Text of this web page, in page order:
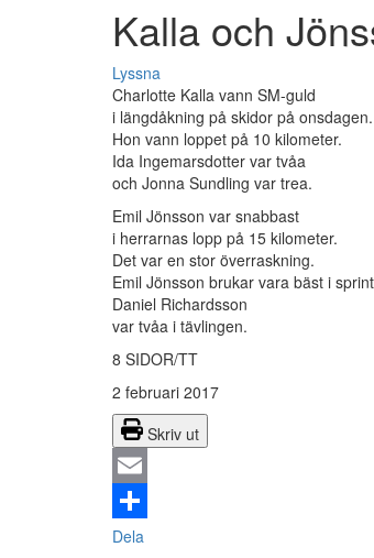
Kalla och
Lyssna
Charlotte Kalla vann SM-guld
i längdåkning på skidor på onsdagen.
Hon vann loppet på 10 kilometer.
Ida Ingemarsdotter var tvåa
och Jonna Sundling var trea.
Emil Jönsson var snabbast
i herrarnas lopp på 15 kilometer.
Det var en stor överraskning.
Emil Jönsson brukar vara bäst i
Daniel Richardsson
var tvåa i tävlingen.
8 SIDOR/TT
2 februari 2017
Skriv ut
Email
Dela